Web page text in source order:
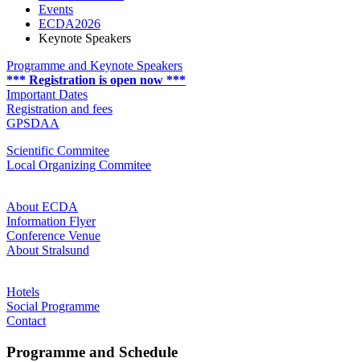
Events
ECDA2026
Keynote Speakers
Programme and Keynote Speakers
*** Registration is open now ***
Important Dates
Registration and fees
GPSDAA
Scientific Commitee
Local Organizing Commitee
About ECDA
Information Flyer
Conference Venue
About Stralsund
Hotels
Social Programme
Contact
Pro­gramme and Sched­ule